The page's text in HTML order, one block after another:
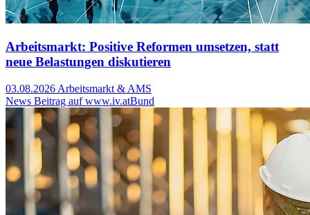
Arbeitsmarkt: Positive Reformen umsetzen, statt
neue Belastungen diskutieren
03.08.2026 Arbeitsmarkt & AMS
News Beitrag auf www.iv.atBund